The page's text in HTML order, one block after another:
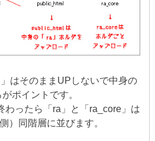
はそのままUPしないで中身の
ポイントです。
わったら「ra」と「ra_core」は
）同階層に並びます。